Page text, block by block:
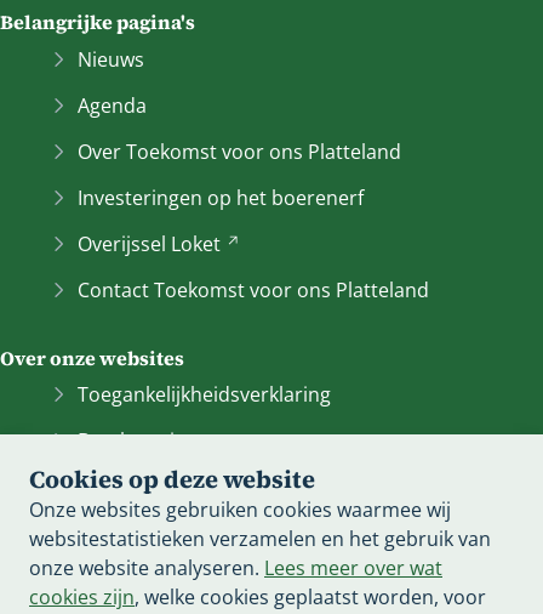
Cookies op deze website
Onze websites gebruiken cookies waarmee wij
websitestatistieken verzamelen en het gebruik van
onze website analyseren. Lees meer over wat
cookies zijn, welke cookies geplaatst worden, voor
r
t
n
a
a
e
n
a
e
r
e
w
e
Belangrijke pagina's
Nieuws
Agenda
Over Toekomst voor ons Platteland
Investeringen op het boerenerf
Overijssel Loket
een
Contact Toekomst voor ons Platteland
Over onze websites
Toegankelijkheidsverklaring
Bescherming persoonsgegevens
Informatiebeveiliging
Cookieverklaring
Proclaimer